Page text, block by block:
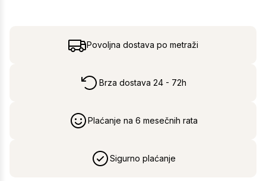
Povoljna dostava po metraži
Brza dostava 24 - 72h
Plaćanje na 6 mesečnih rata
Sigurno plaćanje